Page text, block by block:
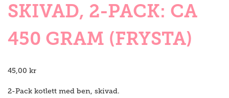
SKIVAD, 2-PACK: CA
450 GRAM (FRYSTA)
45,00 kr
2-Pack kotlett med ben, skivad.